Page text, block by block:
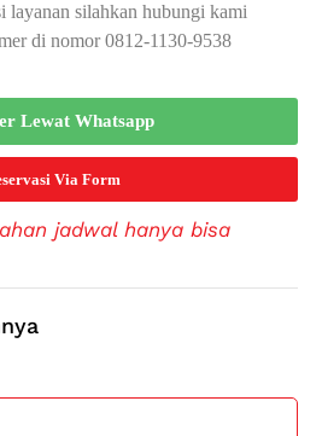
layanan silahkan hubungi kami
di nomor 0812-1130-9538
Lewat Whatsapp
Via Form
jadwal hanya bisa